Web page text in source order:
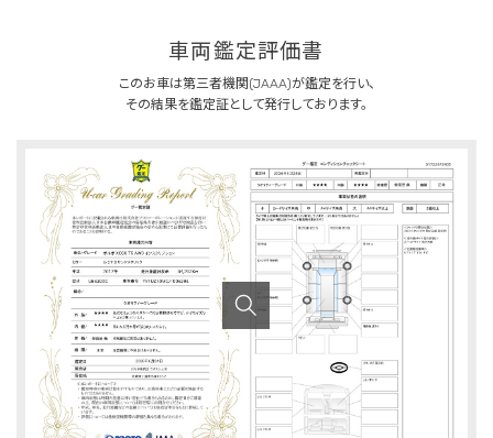
車両鑑定評価書
このお車は第三者機関(JAAA)が鑑定を行い、
その結果を鑑定証として発行しております。